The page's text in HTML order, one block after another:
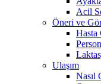
Acil
Öneri ve
Hasta
Ulaşım
Nasıl